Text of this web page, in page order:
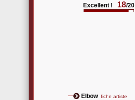
Excellent ! 18/20
Elbow fiche artiste